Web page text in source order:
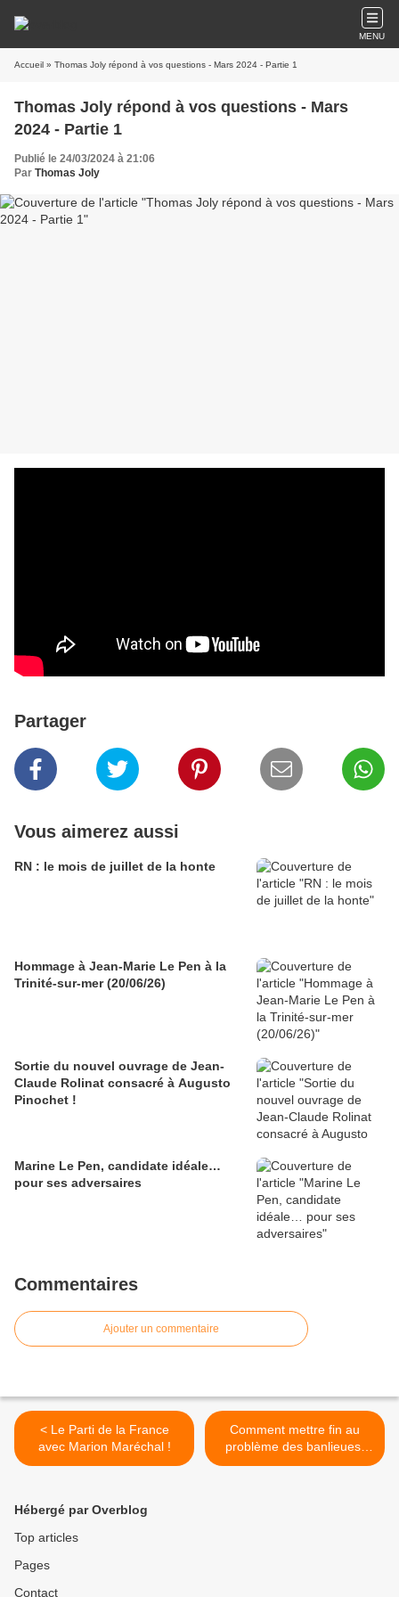
MENU
Accueil » Thomas Joly répond à vos questions - Mars 2024 - Partie 1
Thomas Joly répond à vos questions - Mars
2024 - Partie 1
Publié le 24/03/2024 à 21:06
Par Thomas Joly
Partager
Vous aimerez aussi
RN : le mois de juillet de la honte
Hommage à Jean-Marie Le Pen à la
Trinité-sur-mer (20/06/26)
Sortie du nouvel ouvrage de Jean-
Claude Rolinat consacré à Augusto
Pinochet !
Marine Le Pen, candidate idéale…
pour ses adversaires
Commentaires
Ajouter un commentaire
< Le Parti de la France
avec Marion Maréchal !
Comment mettre fin au
problème des banlieues,
par Xavier Raufer >
Hébergé par Overblog
Top articles
Pages
Contact